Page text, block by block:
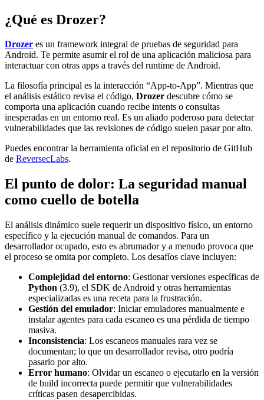
¿Qué es Drozer?
Drozer es un framework integral de pruebas de seguridad para
Android. Te permite asumir el rol de una aplicación maliciosa para
interactuar con otras apps a través del runtime de Android.
La filosofía principal es la interacción “App-to-App”. Mientras que
el análisis estático revisa el código, Drozer descubre cómo se
comporta una aplicación cuando recibe intents o consultas
inesperadas en un entorno real. Es un aliado poderoso para detectar
vulnerabilidades que las revisiones de código suelen pasar por alto.
Puedes encontrar la herramienta oficial en el repositorio de GitHub
de ReversecLabs.
El punto de dolor: La seguridad manual
como cuello de botella
El análisis dinámico suele requerir un dispositivo físico, un entorno
específico y la ejecución manual de comandos. Para un
desarrollador ocupado, esto es abrumador y a menudo provoca que
el proceso se omita por completo. Los desafíos clave incluyen:
Complejidad del entorno: Gestionar versiones específicas de
Python (3.9), el SDK de Android y otras herramientas
especializadas es una receta para la frustración.
Gestión del emulador: Iniciar emuladores manualmente e
instalar agentes para cada escaneo es una pérdida de tiempo
masiva.
Inconsistencia: Los escaneos manuales rara vez se
documentan; lo que un desarrollador revisa, otro podría
pasarlo por alto.
Error humano: Olvidar un escaneo o ejecutarlo en la versión
de build incorrecta puede permitir que vulnerabilidades
críticas pasen desapercibidas.